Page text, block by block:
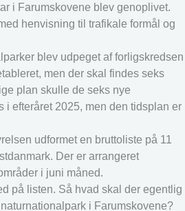
i Farumskovene blev genoplivet.
henvisning til trafikale formål og
blev udpeget af forligskredsen
men der skal findes seks
plan skulle de seks nye
efteråret 2025, men den tidsplan er
udformet en bruttoliste på 11
Der er arrangeret
i juni måned.
på listen. Så hvad skal der egentlig
i Farumskovene?